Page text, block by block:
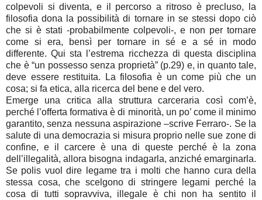
colpevoli si diventa, e il percorso a ritroso è precluso, la
filosofia dona la possibilità di tornare in se stessi dopo ciò
che si è stati -probabilmente colpevoli-, e non per tornare
come si era, bensì per tornare in sé e a sé in modo
differente. Qui sta l’estrema ricchezza di questa disciplina
che è “un possesso senza proprietà” (p.29) e, in quanto tale,
deve essere restituita. La filosofia è un come più che un
cosa; si fa etica, alla ricerca del bene e del vero.
Emerge una critica alla struttura carceraria così com’è,
perché l’offerta formativa è di minorità, un po’ come il minimo
garantito, senza nessuna aspirazione –scrive Ferraro-. Se la
salute di una democrazia si misura proprio nelle sue zone di
confine, e il carcere è una di queste perché è la zona
dell’illegalità, allora bisogna indagarla, anziché emarginarla.
Se polis vuol dire legame tra i molti che hanno cura della
stessa cosa, che scelgono di stringere legami perché la
cosa di tutti sopravviva, illegale è chi non ha sentito il